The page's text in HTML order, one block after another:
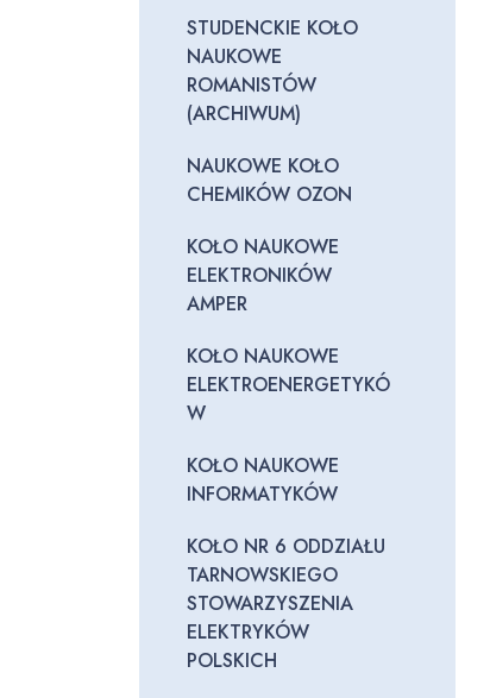
STUDENCKIE KOŁO
NAUKOWE
ROMANISTÓW
(ARCHIWUM)
NAUKOWE KOŁO
CHEMIKÓW OZON
KOŁO NAUKOWE
ELEKTRONIKÓW
AMPER
KOŁO NAUKOWE
ELEKTROENERGETYKÓ
W
KOŁO NAUKOWE
INFORMATYKÓW
KOŁO NR 6 ODDZIAŁU
TARNOWSKIEGO
STOWARZYSZENIA
ELEKTRYKÓW
POLSKICH